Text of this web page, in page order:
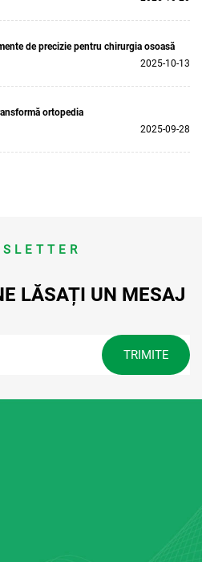
de precizie pentru chirurgia osoasă
2025-10-13
ortopedia
2025-09-28
LĂSAȚI UN MESAJ